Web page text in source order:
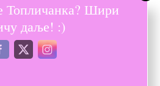
од себе прави жртву онда
Ситуација у којој ће се родитељ
се родитељ тинејџера понаша и
што је било у реду радити када је
Топличанка? Шири
даље! :)